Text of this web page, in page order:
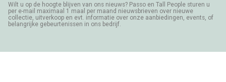
Wilt u op de hoogte blijven van ons nieuws? Passo en Tall People sturen u
per e-mail maximaal 1 maal per maand nieuwsbrieven over nieuwe
collectie, uitverkoop en evt. informatie over onze aanbiedingen, events, of
belangrijke gebeurtenissen in ons bedrijf.